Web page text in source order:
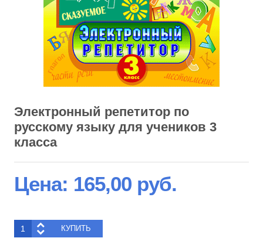
Электронный репетитор по
русскому языку для учеников 3
класса
Цена: 165,00 руб.